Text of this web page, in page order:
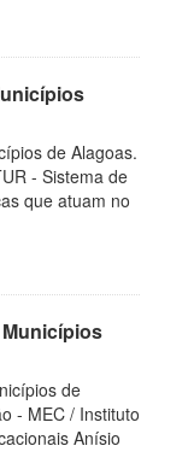
de Alagoas.
- Sistema de
que atuam no
de
- MEC / Instituto
Anísio